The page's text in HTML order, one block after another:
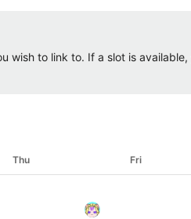
wish to link to. If a slot is
Thu Fri